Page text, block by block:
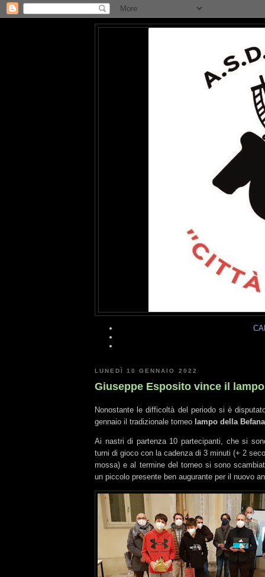
LUNEDÌ 10 GENNAIO 2022
Giuseppe Esposito vince il
Nonostante le difficoltà del periodo si è
gennaio il tradizionale torneo lampo della Befana
Ai nastri di partenza 10 partecipanti, che si
turni di gioco con la cadenza di 3 minuti (+ 2
mossa) e al termine del torneo si sono
un piccolo presente ben augurante per il nuovo